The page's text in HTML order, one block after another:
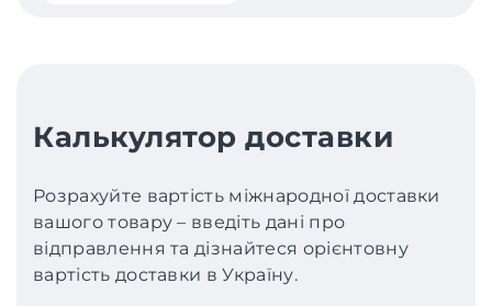
Калькулятор доставки
Розрахуйте вартість міжнародної доставки
вашого товару – введіть дані про
відправлення та дізнайтеся орієнтовну
вартість доставки в Україну.